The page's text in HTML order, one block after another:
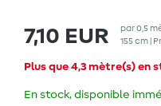
7,10 EUR par0,5
155 cm |
Plus que 4,3 mètre(s) en
En stock, disponible